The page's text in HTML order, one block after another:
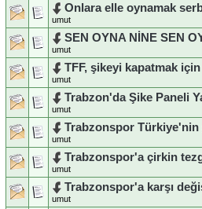
Onlara elle oynamak
umut
SEN OYNA NİNE SEN
umut
TFF, şikeyi kapatmak
umut
Trabzon'da Şike Paneli
umut
Trabzonspor Türkiye'nin
umut
Trabzonspor'a çirkin
umut
Trabzonspor'a karşı
umut